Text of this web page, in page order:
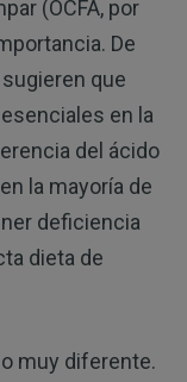
(OCFA, por
De
que
en la
del ácido
la mayoría de
deficiencia
dieta de
muy diferente.